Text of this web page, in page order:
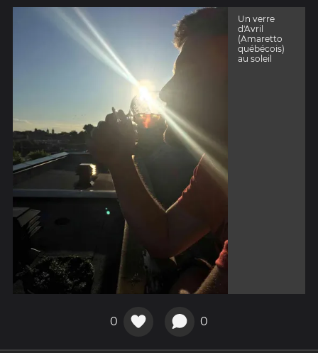
Un verre
d'Avril
(Amaretto
québécois)
au soleil
0 0